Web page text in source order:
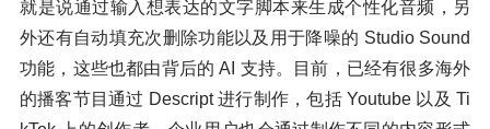
就是说通过输入想表达的文字脚本来生成个性化音频，另
外还有自动填充次删除功能以及用于降噪的 Studio Sound
功能，这些也都由背后的 AI 支持。目前，已经有很多海外
的播客节目通过 Descript 进行制作，包括 Youtube 以及 Ti